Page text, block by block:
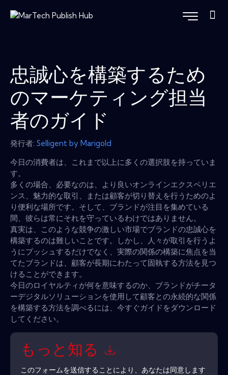
忠誠心を構築するため
のマーケティング担当
者のガイド
発行者: Selligent by Marigold
今日の消費者は、これまで以上に多くの選択肢を持っていま
す。
多くの場合、必要なのは、より良いオンラインエクスペリエ
ンス、魅力的な取引、または顧客が切り替えを行うためのよ
り便利な場所です。そして、ブランドが注目を集めている
間、彼らは常にそれを守っているわけではありません。
真実は、このような競争の激しい市場でブランドの忠誠心を
構築するのは難しいことです。しかし、人々が取引を行うよ
うにプッシュするだけでなく、実際の関係の構築に焦点を当
てたブランドは、顧客が長期にわたって固執する方法を見つ
けることができます。
今日のロイヤルティが何を意味するのか、ブランドがチータ
ーデジタルソリューションを使用して顧客との永続的な関係
を構築する方法を調べるには、今すぐガイドをダウンロード
してください。
もっと知る
このフォームを送信することにより、あなたは同意します